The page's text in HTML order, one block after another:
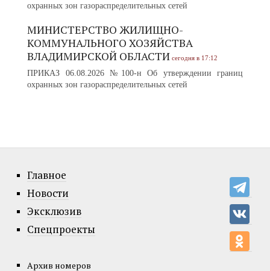
охранных зон газораспределительных сетей
МИНИСТЕРСТВО ЖИЛИЩНО-
КОММУНАЛЬНОГО ХОЗЯЙСТВА
ВЛАДИМИРСКОЙ ОБЛАСТИ сегодня в 17:12
ПРИКАЗ 06.08.2026 №100-н Об утверждении границ
охранных зон газораспределительных сетей
Главное
Новости
Эксклюзив
Спецпроекты
Архив номеров